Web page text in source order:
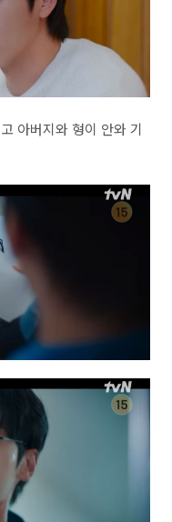
아버지와 형이 안와 기